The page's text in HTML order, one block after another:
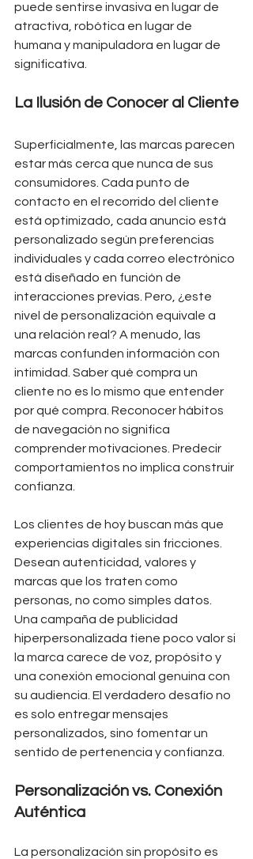
puede sentirse invasiva en lugar de
atractiva, robótica en lugar de
humana y manipuladora en lugar de
significativa.
La Ilusión de Conocer al Cliente
Superficialmente, las marcas parecen
estar más cerca que nunca de sus
consumidores. Cada punto de
contacto en el recorrido del cliente
está optimizado, cada anuncio está
personalizado según preferencias
individuales y cada correo electrónico
está diseñado en función de
interacciones previas. Pero, ¿este
nivel de personalización equivale a
una relación real? A menudo, las
marcas confunden información con
intimidad. Saber qué compra un
cliente no es lo mismo que entender
por qué compra. Reconocer hábitos
de navegación no significa
comprender motivaciones. Predecir
comportamientos no implica construir
confianza.
Los clientes de hoy buscan más que
experiencias digitales sin fricciones.
Desean autenticidad, valores y
marcas que los traten como
personas, no como simples datos.
Una campaña de publicidad
hiperpersonalizada tiene poco valor si
la marca carece de voz, propósito y
una conexión emocional genuina con
su audiencia. El verdadero desafío no
es solo entregar mensajes
personalizados, sino fomentar un
sentido de pertenencia y confianza.
Personalización vs. Conexión
Auténtica
La personalización sin propósito es